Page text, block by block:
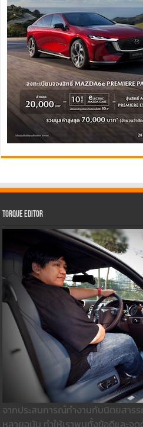
Torque Editor
จากประสบการณ์ทำงานกับนิตยสาร
หลายฉบับ ทำให้เราพบทั้งข้อดีและจุ